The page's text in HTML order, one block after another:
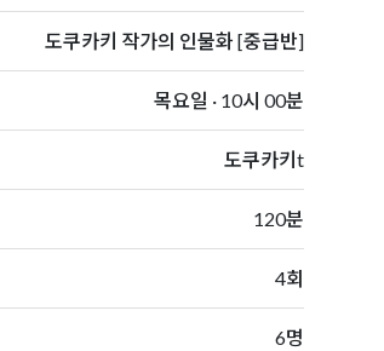
도쿠카키 작가의 인물화 [중급반]
목요일 · 10시 00분
도쿠카키t
120분
4회
6명